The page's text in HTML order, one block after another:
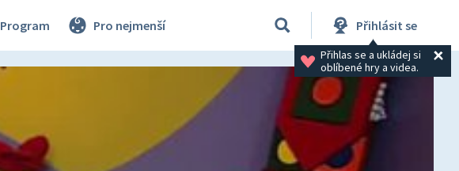
Program Pro nejmenší Přihlásit se
Přihlas se a ukládej si
oblíbené hry a videa.